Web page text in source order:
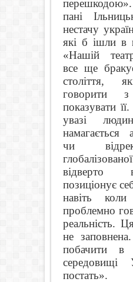
перешкодою».
пані
нестачу
які б ішли в
«Нашій
все ще
століття,
говорити з
показувати
увазі
намагається
чи
відверто
позиціонує
навіть
проблемно
реальність.
не
побачити в
середовищі
постать».